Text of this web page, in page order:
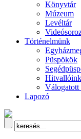
Könyvtár
Múzeum
Levéltár
Történelmünk
Püspökök
Hitvallóink
Lapozó